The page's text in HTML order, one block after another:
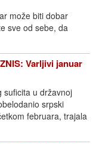
može biti dobar
sve od sebe, da
Varljivi januar
suficita u državnoj
srpski
februara, trajala